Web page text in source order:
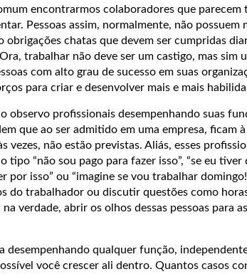
encontrarmos colaboradores que parecem
Pessoas assim, normalmente, não possuem
obrigações chatas que devem ser cumpridas
trabalhar não deve ser um castigo, mas sim
com alto grau de sucesso em suas
para criar e desenvolver mais e mais
observo profissionais desempenhando suas
que ao ser admitido em uma empresa, ficam
vezes, não estão previstas. Aliás, esses
tipo “não sou pago para fazer isso”, “se eu
por isso” ou “imagine se vou trabalhar
do trabalhador ou discutir questões como
verdade, abrir os olhos dessas pessoas para
desempenhando qualquer função,
você crescer ali dentro. Quantos casos